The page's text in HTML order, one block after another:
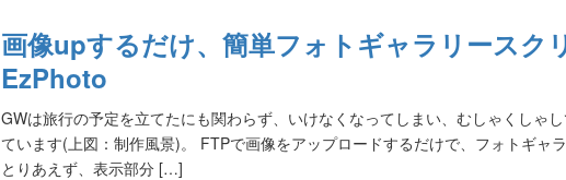
画像upするだけ、簡単フォトギャラリースク
EzPhoto
GWは旅行の予定を立てたにも関わらず、いけなくなってしまい、むしゃくしゃ
ています(上図：制作風景)。 FTPで画像をアップロードするだけで、フォトギャ
とりあえず、表示部分 […]